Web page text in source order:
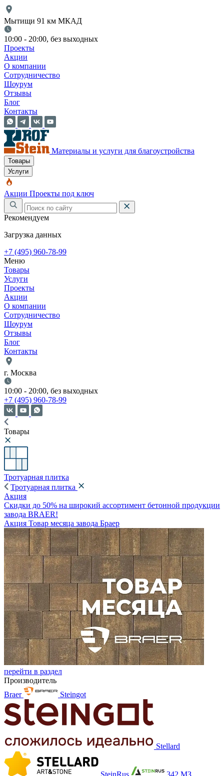
Мытищи 91 км МКАД
10:00 - 20:00, без выходных
Проекты
Акции
О компании
Сотрудничество
Шоурум
Отзывы
Блог
Контакты
Материалы и услуги для благоустройства
Товары
Услуги
Акции Проекты под ключ
Рекомендуем
Загрузка данных
+7 (495) 960-78-99
Меню
Товары
Услуги
Проекты
Акции
О компании
Сотрудничество
Шоурум
Отзывы
Блог
Контакты
г. Москва
10:00 - 20:00, без выходных
+7 (495) 960-78-99
Товары
Тротуарная плитка
Тротуарная плитка
Акция
Скидки до 50% на широкий ассортимент бетонной продукции
завода BRAER!
Акция Товар месяца завода Браер
перейти в раздел
Производитель
Braer
Steingot
Stellard
SteinRus
342 МЗ